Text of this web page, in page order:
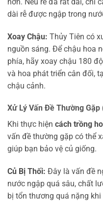
dài rễ được ngập trong
Xoay Chậu: Thủy Tiên có
nguồn sáng. Để chậu hoa
phía, hãy xoay chậu 180
và hoa phát triển cân đối,
chậu cảnh.
Xử Lý Vấn Đề Thường Gặp
Khi thực hiện cách trồng
vấn đề thường gặp có thể
giúp bạn bảo vệ củ giống.
Củ Bị Thối: Đây là vấn đề
nước ngập quá sâu, chất
bị tổn thương quá nặng